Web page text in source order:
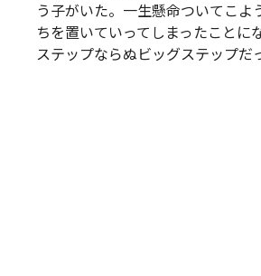
う子がいた。一生懸命ついてこよ
ちを置いていってしまったことに
ステップならぬビッグステップだ